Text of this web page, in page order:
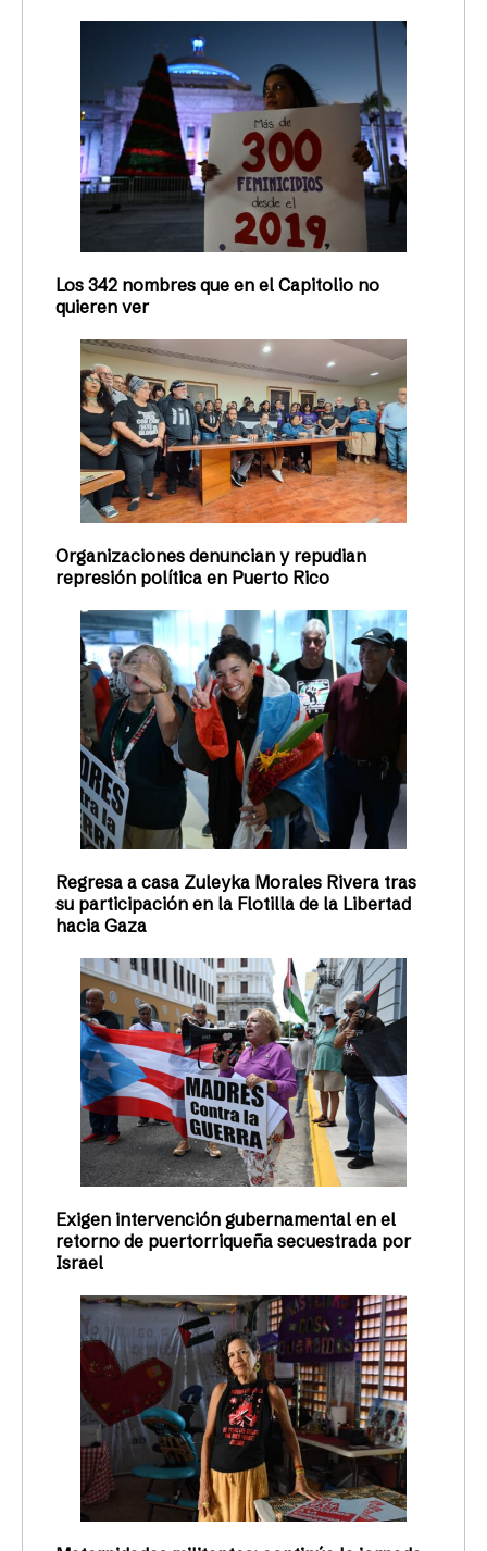
Los 342 nombres que en el Capitolio no
quieren ver
Organizaciones denuncian y repudian
represión política en Puerto Rico
Regresa a casa Zuleyka Morales Rivera tras
su participación en la Flotilla de la Libertad
hacia Gaza
Exigen intervención gubernamental en el
retorno de puertorriqueña secuestrada por
Israel